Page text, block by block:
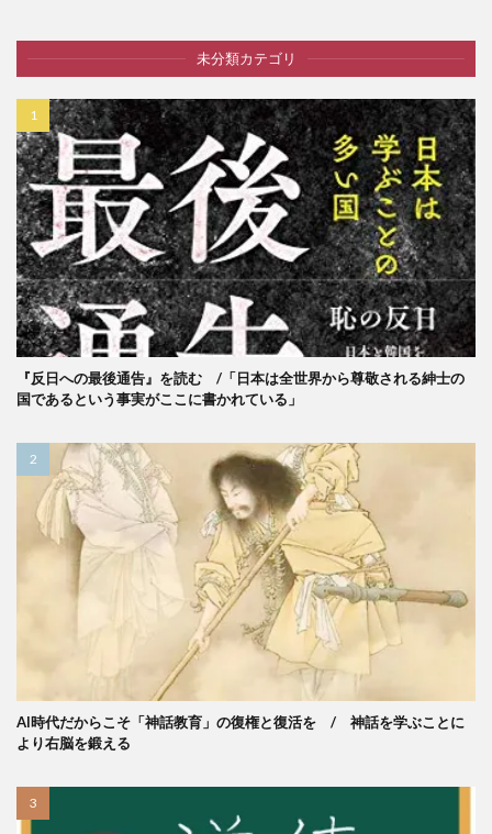
未分類カテゴリ
『反日への最後通告』を読む /「日本は全世界から尊敬される紳士の
国であるという事実がここに書かれている」
AI時代だからこそ「神話教育」の復権と復活を / 神話を学ぶことに
より右脳を鍛える